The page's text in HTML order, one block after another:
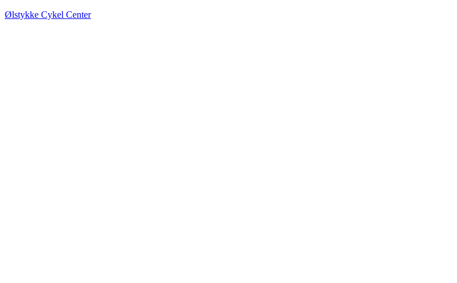
Ølstykke Cykel Center